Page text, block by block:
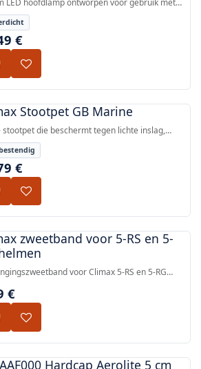
LED hoofdlamp ontworpen voor gebruik met
helmen, met drie helderheidsniveaus en twee
€
Stootpet GB Marine
stootpet die beschermt tegen lichte inslag,
de EN 812:2012 norm voor industriële
€
zweetband voor 5-RS en 5-
voor Climax 5-RS en 5-RG
€
AAF000 Hardcap Aerolite 5 cm